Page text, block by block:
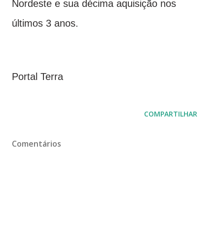
Nordeste e sua décima aquisição nos
últimos 3 anos.
Portal Terra
COMPARTILHAR
Comentários